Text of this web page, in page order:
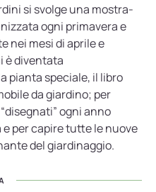
si svolge una mostra-
ogni primavera e
nei mesi di aprile e
è diventata
pianta speciale, il libro
da giardino; per
ogni anno
per capire tutte le nuove
del giardinaggio.